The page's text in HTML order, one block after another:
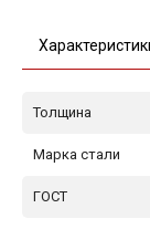
Толщина
Марка стали
ГОСТ